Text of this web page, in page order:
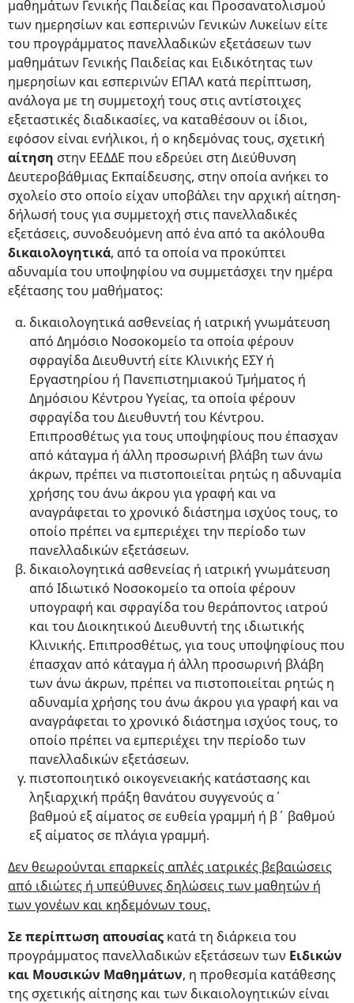
μαθημάτων Γενικής Παιδείας και Προσανατολισμού
των ημερησίων και εσπερινών Γενικών Λυκείων είτε
του προγράμματος πανελλαδικών εξετάσεων των
μαθημάτων Γενικής Παιδείας και Ειδικότητας των
ημερησίων και εσπερινών ΕΠΑΛ κατά περίπτωση,
ανάλογα με τη συμμετοχή τους στις αντίστοιχες
εξεταστικές διαδικασίες, να καταθέσουν οι ίδιοι,
εφόσον είναι ενήλικοι, ή ο κηδεμόνας τους, σχετική
αίτηση στην ΕΕΔΔΕ που εδρεύει στη Διεύθυνση
Δευτεροβάθμιας Εκπαίδευσης, στην οποία ανήκει το
σχολείο στο οποίο είχαν υποβάλει την αρχική αίτηση-
δήλωσή τους για συμμετοχή στις πανελλαδικές
εξετάσεις, συνοδευόμενη από ένα από τα ακόλουθα
δικαιολογητικά, από τα οποία να προκύπτει
αδυναμία του υποψηφίου να συμμετάσχει την ημέρα
εξέτασης του μαθήματος:
δικαιολογητικά ασθενείας ή ιατρική γνωμάτευση
από Δημόσιο Νοσοκομείο τα οποία φέρουν
σφραγίδα Διευθυντή είτε Κλινικής ΕΣΥ ή
Εργαστηρίου ή Πανεπιστημιακού Τμήματος ή
Δημόσιου Κέντρου Υγείας, τα οποία φέρουν
σφραγίδα του Διευθυντή του Κέντρου.
Επιπροσθέτως για τους υποψηφίους που έπασχαν
από κάταγμα ή άλλη προσωρινή βλάβη των άνω
άκρων, πρέπει να πιστοποιείται ρητώς η αδυναμία
χρήσης του άνω άκρου για γραφή και να
αναγράφεται το χρονικό διάστημα ισχύος τους, το
οποίο πρέπει να εμπεριέχει την περίοδο των
πανελλαδικών εξετάσεων.
δικαιολογητικά ασθενείας ή ιατρική γνωμάτευση
από Ιδιωτικό Νοσοκομείο τα οποία φέρουν
υπογραφή και σφραγίδα του θεράποντος ιατρού
και του Διοικητικού Διευθυντή της ιδιωτικής
Κλινικής. Επιπροσθέτως, για τους υποψηφίους που
έπασχαν από κάταγμα ή άλλη προσωρινή βλάβη
των άνω άκρων, πρέπει να πιστοποιείται ρητώς η
αδυναμία χρήσης του άνω άκρου για γραφή και να
αναγράφεται το χρονικό διάστημα ισχύος τους, το
οποίο πρέπει να εμπεριέχει την περίοδο των
πανελλαδικών εξετάσεων.
πιστοποιητικό οικογενειακής κατάστασης και
ληξιαρχική πράξη θανάτου συγγενούς α΄
βαθμού εξ αίματος σε ευθεία γραμμή ή β΄ βαθμού
εξ αίματος σε πλάγια γραμμή.
Δεν θεωρούνται επαρκείς απλές ιατρικές βεβαιώσεις
από ιδιώτες ή υπεύθυνες δηλώσεις των μαθητών ή
των γονέων και κηδεμόνων τους.
Σε περίπτωση απουσίας κατά τη διάρκεια του
προγράμματος πανελλαδικών εξετάσεων των Ειδικών
και Μουσικών Μαθημάτων, η προθεσμία κατάθεσης
της σχετικής αίτησης και των δικαιολογητικών είναι